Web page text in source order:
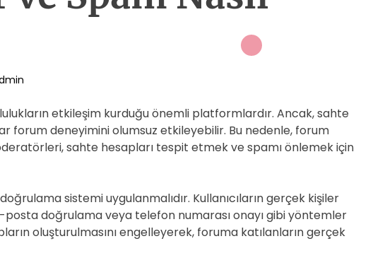
etkileşim kurduğu önemli platformlardır. Ancak, sahte
forum deneyimini olumsuz etkileyebilir. Bu nedenle, forum
sahte hesapları tespit etmek ve spamı önlemek için
sistemi uygulanmalıdır. Kullanıcıların gerçek kişiler
doğrulama veya telefon numarası onayı gibi yöntemler
oluşturulmasını engelleyerek, foruma katılanların gerçek